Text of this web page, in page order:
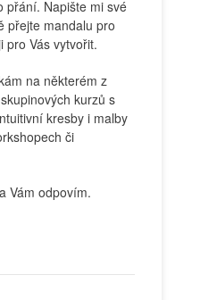
přání. Napište mi své
přejte mandalu pro
pro Vás vytvořit.
na některém z
kurzů s
kresby i malby
či
Vám odpovím.